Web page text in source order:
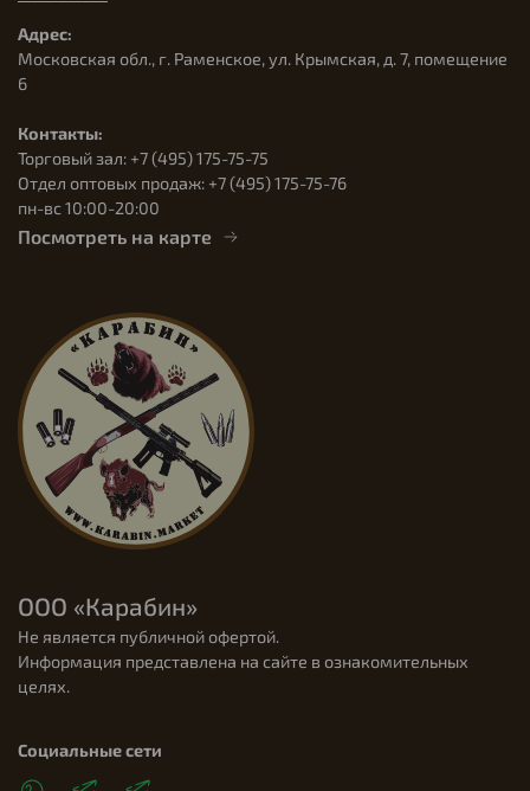
Адрес:
Московская обл., г. Раменское, ул. Крымская, д. 7, помещение
6
Контакты:
Торговый зал: +7 (495) 175-75-75
Отдел оптовых продаж: +7 (495) 175-75-76
пн-вс 10:00-20:00
Посмотреть на карте
ООО «Карабин»
Не является публичной офертой.
Информация представлена на сайте в ознакомительных
целях.
Социальные сети